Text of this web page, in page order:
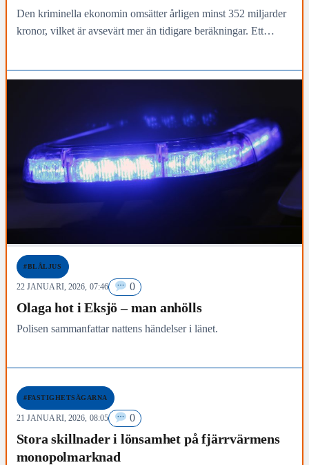
Den kriminella ekonomin omsätter årligen minst 352 miljarder
kronor, vilket är avsevärt mer än tidigare beräkningar. Ett
#BLÅLJUS
22 JANUARI, 2026, 07:46 0
Olaga hot i Eksjö – man anhölls
Polisen sammanfattar nattens händelser i länet.
#FASTIGHETSÄGARNA
21 JANUARI, 2026, 08:05 0
Stora skillnader i lönsamhet på fjärrvärmens
monopolmarknad